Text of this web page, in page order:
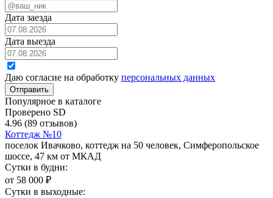
Дата заезда
Дата выезда
Даю согласие на обработку персональных данных
Отправить
Популярное в каталоге
Проверено SD
4.96 (89 отзывов)
Коттедж №10
поселок Ивачково, коттедж на 50 человек, Симферопольское
шоссе, 47 км от МКАД
Сутки в будни:
от 58 000 ₽
Сутки в выходные: